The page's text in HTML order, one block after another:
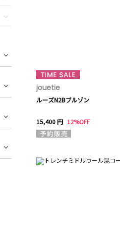
jouetie
ルーズN2Bブルゾン
15,400 円 12%OFF